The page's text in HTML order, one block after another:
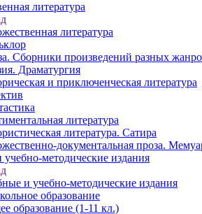
литература
литература
Сборники произведений разных
Драматургия
и приключенческая литература
литература
литература. Сатира
документальная проза.
методические издания
и учебно-методические издания
образование
образование (1-11 кл.)